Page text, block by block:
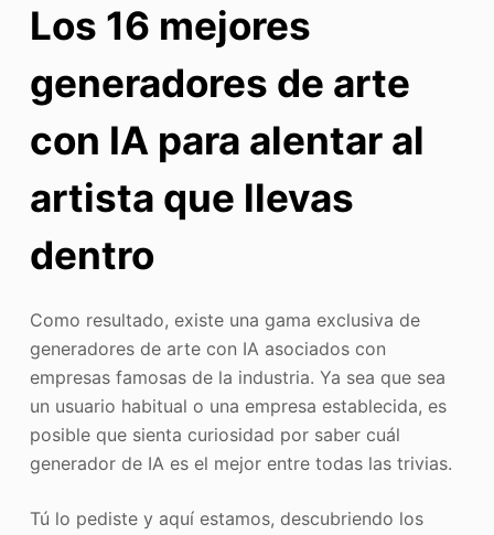
Los 16 mejores
generadores de arte
con IA para alentar al
artista que llevas
dentro
Como resultado, existe una gama exclusiva de
generadores de arte con IA asociados con
empresas famosas de la industria. Ya sea que sea
un usuario habitual o una empresa establecida, es
posible que sienta curiosidad por saber cuál
generador de IA es el mejor entre todas las trivias.
Tú lo pediste y aquí estamos, descubriendo los